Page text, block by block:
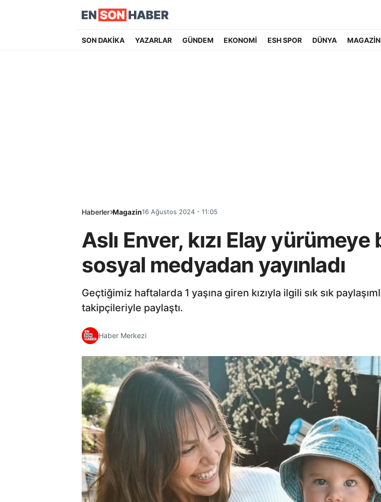
SON DAKİKA YAZARLAR GÜNDEM EKONOMİ ESH SPOR DÜNYA MAGAZİN
Haberler Magazin16 Ağustos 2024 - 11:05
Aslı Enver, kızı Elay yürümeye
sosyal medyadan yayınladı
Geçtiğimiz haftalarda 1 yaşına giren kızıyla ilgili sık sık
takipçileriyle paylaştı.
Haber Merkezi